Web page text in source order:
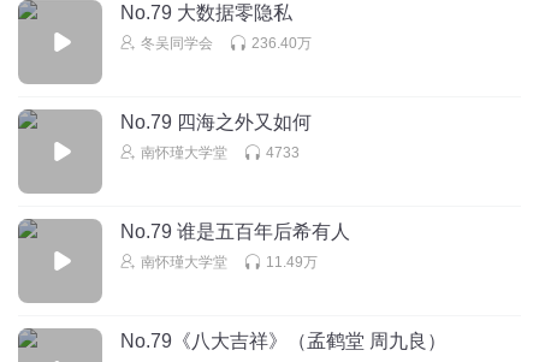
No.79 大数据零隐私
冬吴同学会 236.40万
No.79 四海之外又如何
南怀瑾大学堂 4733
No.79 谁是五百年后希有人
南怀瑾大学堂 11.49万
No.79《八大吉祥》（孟鹤堂 周九良）